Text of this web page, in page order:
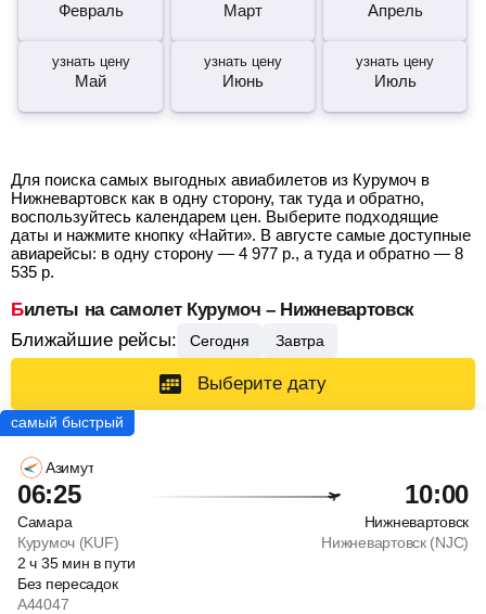
Февраль Март Апрель
узнать цену
Май
узнать цену
Июнь
узнать цену
Июль
Для поиска самых выгодных авиабилетов из Курумоч в
Нижневартовск как в одну сторону, так туда и обратно,
воспользуйтесь календарем цен. Выберите подходящие
даты и нажмите кнопку «Найти». В августе самые доступные
авиарейсы: в одну сторону — 4 977 р., а туда и обратно — 8
535 р.
Билеты на самолет Курумоч – Нижневартовск
Ближайшие рейсы:
Сегодня Завтра
Выберите дату
Азимут
06:25 10:00
Самара
Нижневартовск
Курумоч (KUF)
Нижневартовск (NJC)
2ч 35 мин в пути
Без пересадок
A44047